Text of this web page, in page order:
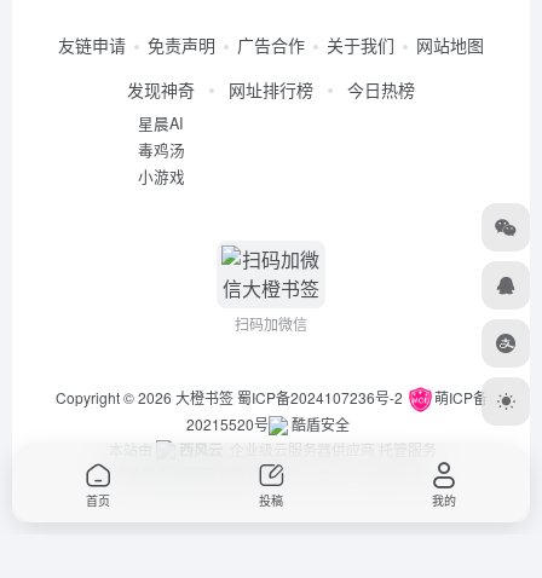
友链申请 免责声明 广告合作 关于我们
网站地图
发现神奇
星晨AI
毒鸡汤
小游戏
网址排行榜 今日热榜
扫码加微信
Copyright © 2026 大橙书签 蜀ICP备2024107236号-2
萌ICP备
20215520号
酷盾安全
本站由
西风云 企业级云服务器供应商 托管服务
违法举报/投稿等事物联系邮箱：arch_chen@qq.com
首页 投稿 我的